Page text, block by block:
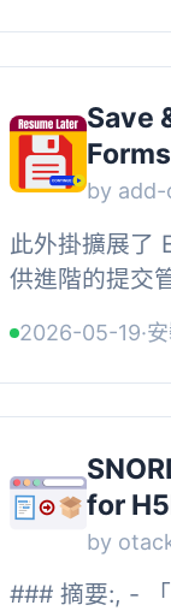
詳細...
Save
Forms
by add-
此外掛擴展了
供進階的提交
單提交資料，
2026-05-19·
for
by
### 摘要:, -